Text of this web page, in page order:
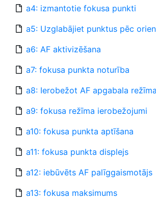
a4: izmantotie fokusa punkti
a5: Uzglabājiet punktus pēc
a6: AF aktivizēšana
a7: fokusa punkta noturība
a8: Ierobežot AF apgabala
a9: fokusa režīma ierobežojumi
a10: fokusa punkta aptīšana
a11: fokusa punkta displejs
a12: iebūvēts AF palīggaismotājs
a13: fokusa maksimums